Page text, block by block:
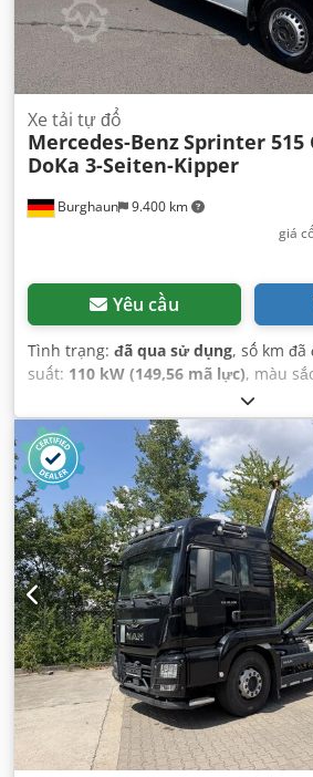
Burghaun 9.400 km
Xe tải tự đổ
Mercedes-BenzSprinter 515
DoKa 3-Seiten-Kipper
giá
Yêu cầu
Tình trạng: đã qua sử dụng, số km đã
suất: 110 kW (149,56 mã lực), màu
, hạng mục
sản xuất:2026, Thiết bị:ABS, khóa
không khí